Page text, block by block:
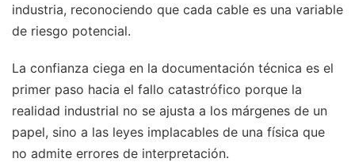
industria, reconociendo que cada cable es una variable
de riesgo potencial.
La confianza ciega en la documentación técnica es el
primer paso hacia el fallo catastrófico porque la
realidad industrial no se ajusta a los márgenes de un
papel, sino a las leyes implacables de una física que
no admite errores de interpretación.